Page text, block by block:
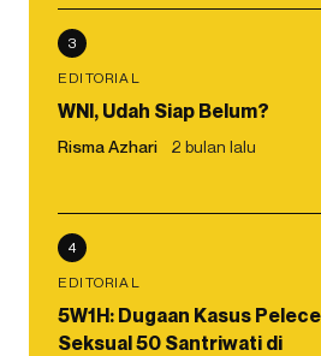
3
EDITORIAL
WNI, Udah Siap Belum?
Risma Azhari 2 bulan lalu
4
EDITORIAL
5W1H: Dugaan Kasus
Seksual 50 Santriwati di